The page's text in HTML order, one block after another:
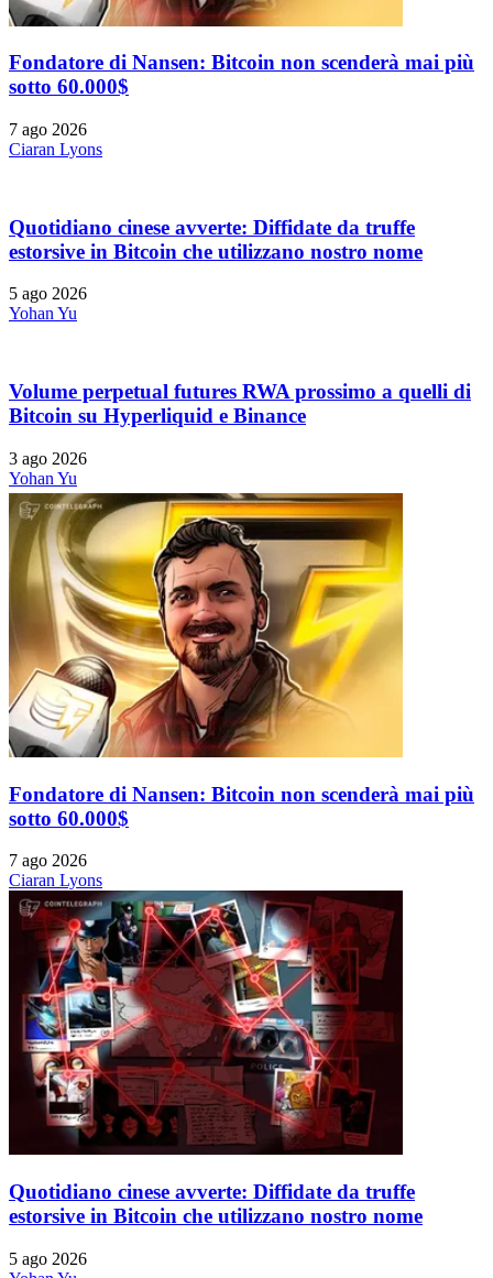
Fondatore di Nansen: Bitcoin non scenderà mai più
sotto 60.000$
7 ago 2026
Ciaran Lyons
Quotidiano cinese avverte: Diffidate da truffe
estorsive in Bitcoin che utilizzano nostro nome
5 ago 2026
Yohan Yu
Volume perpetual futures RWA prossimo a quelli di
Bitcoin su Hyperliquid e Binance
3 ago 2026
Yohan Yu
Fondatore di Nansen: Bitcoin non scenderà mai più
sotto 60.000$
7 ago 2026
Ciaran Lyons
Quotidiano cinese avverte: Diffidate da truffe
estorsive in Bitcoin che utilizzano nostro nome
5 ago 2026